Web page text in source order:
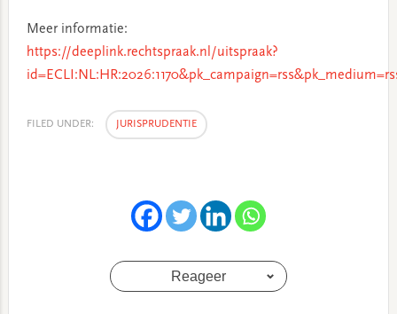
Meer informatie:
https://deeplink.rechtspraak.nl/uitspraak?
FILED UNDER: JURISPRUDENTIE
Reageer